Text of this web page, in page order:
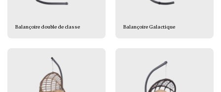
Balançoire double de classe Balançoire Galactique